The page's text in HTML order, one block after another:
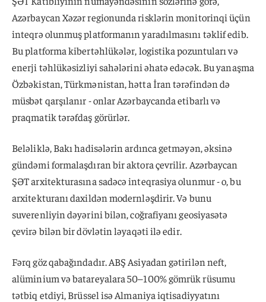
Azərbaycan Xəzər regionunda risklərin monitorinqi üçün
inteqrə olunmuş platformanın yaradılmasını təklif edib.
Bu platforma kibertəhlükələr, logistika pozuntuları və
enerji təhlükəsizliyi sahələrini əhatə edəcək. Bu yanaşma
Özbəkistan, Türkmənistan, hətta İran tərəfindən də
müsbət qarşılanır - onlar Azərbaycanda etibarlı və
praqmatik tərəfdaş görürlər.
Beləliklə, Bakı hadisələrin ardınca getməyən, əksinə
gündəmi formalaşdıran bir aktora çevrilir. Azərbaycan
ŞƏT arxitekturasına sadəcə inteqrasiya olunmur - o, bu
arxitekturanı daxildən modernləşdirir. Və bunu
suverenliyin dəyərini bilən, coğrafiyanı geosiyasətə
çevirə bilən bir dövlətin ləyaqəti ilə edir.
Fərq göz qabağındadır. ABŞ Asiyadan gətirilən neft,
alüminium və batareyalara 50–100% gömrük rüsumu
tətbiq etdiyi, Brüssel isə Almaniya iqtisadiyyatını